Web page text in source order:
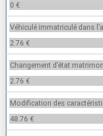
0 €
Véhiculé immatriculé dans
2.76 €
Changement d’état
2.76 €
Modification des
48.76 €